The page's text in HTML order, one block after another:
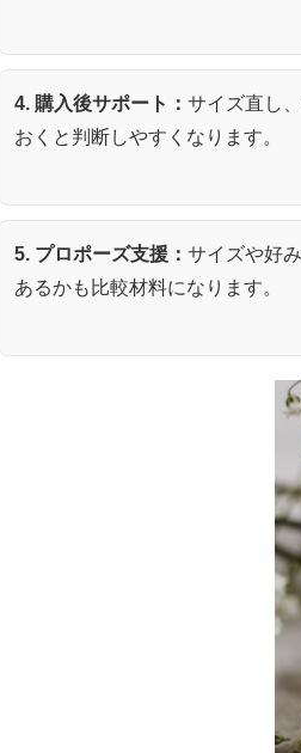
4. 購入後サポート： サイズ直し
おくと判断しやすくなります。
5. プロポーズ支援： サイズや好
あるかも比較材料になります。